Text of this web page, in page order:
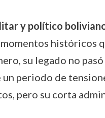
y político
históricos
su legado no
periodo de
pero su corta